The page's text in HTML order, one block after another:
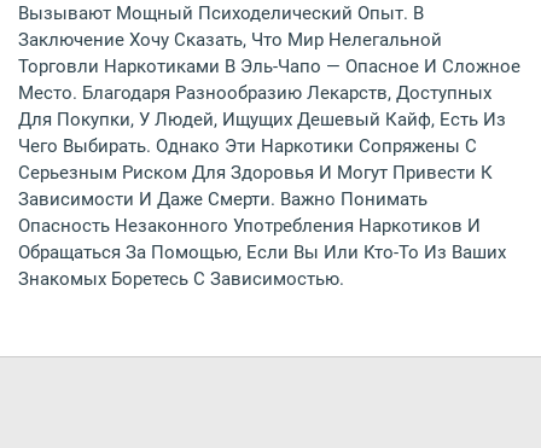
Вызывают Мощный Психоделический Опыт. В
Заключение Хочу Сказать, Что Мир Нелегальной
Торговли Наркотиками В Эль-Чапо — Опасное И Сложное
Место. Благодаря Разнообразию Лекарств, Доступных
Для Покупки, У Людей, Ищущих Дешевый Кайф, Есть Из
Чего Выбирать. Однако Эти Наркотики Сопряжены С
Серьезным Риском Для Здоровья И Могут Привести К
Зависимости И Даже Смерти. Важно Понимать
Опасность Незаконного Употребления Наркотиков И
Обращаться За Помощью, Если Вы Или Кто-То Из Ваших
Знакомых Боретесь С Зависимостью.